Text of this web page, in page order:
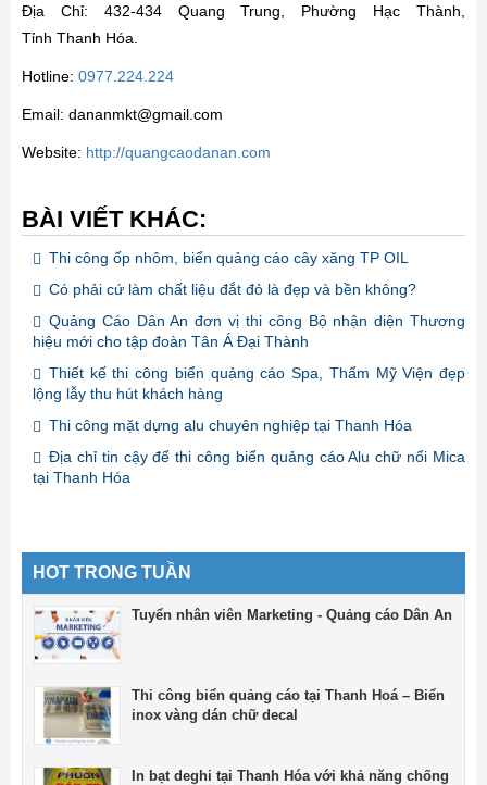
Địa Chỉ: 432-434 Quang Trung, Phường Hạc Thành,
Tỉnh Thanh Hóa.
Hotline: 0977.224.224
Email: dananmkt@gmail.com
Website: http://quangcaodanan.com
BÀI VIẾT KHÁC:
Thi công ốp nhôm, biển quảng cáo cây xăng TP OIL
Có phải cứ làm chất liệu đắt đỏ là đẹp và bền không?
Quảng Cáo Dân An đơn vị thi công Bộ nhận diện Thương
hiệu mới cho tập đoàn Tân Á Đại Thành
Thiết kế thi công biển quảng cáo Spa, Thẩm Mỹ Viện đẹp
lộng lẫy thu hút khách hàng
Thi công mặt dựng alu chuyên nghiệp tại Thanh Hóa
Địa chỉ tin cậy để thi công biển quảng cáo Alu chữ nổi Mica
tại Thanh Hóa
HOT TRONG TUẦN
Tuyển nhân viên Marketing - Quảng cáo Dân An
Thi công biển quảng cáo tại Thanh Hoá – Biển
inox vàng dán chữ decal
In bạt deghi tại Thanh Hóa với khả năng chống